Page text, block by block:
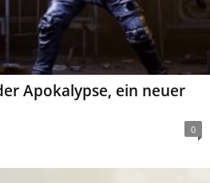
Apokalypse, ein neuer
0